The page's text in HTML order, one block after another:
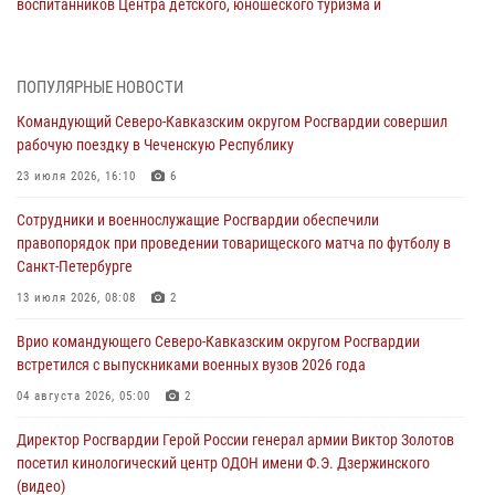
воспитанников Центра детского, юношеского туризма и
проходит в Сибири
09 августа 2026, 04:00
Поклонной горе в Москве (видео)
08 августа 2026, 14:10
В ЛНР росгвардейцы провели тренировку по единоборствам для
08 августа 2026, 13:00 1
Сотрудники Росгвардии присоединились к утренней разминке у
08 августа 2026, 09:29
ПОПУЛЯРНЫЕ НОВОСТИ
Командующий Северо-Кавказским округом Росгвардии совершил
рабочую поездку в Чеченскую Республику
23 июля 2026, 16:10 6
Сотрудники и военнослужащие Росгвардии обеспечили
правопорядок при проведении товарищеского матча по футболу в
Санкт-Петербурге
13 июля 2026, 08:08 2
Врио командующего Северо-Кавказским округом Росгвардии
встретился с выпускниками военных вузов 2026 года
04 августа 2026, 05:00 2
Директор Росгвардии Герой России генерал армии Виктор Золотов
посетил кинологический центр ОДОН имени Ф.Э. Дзержинского
(видео)